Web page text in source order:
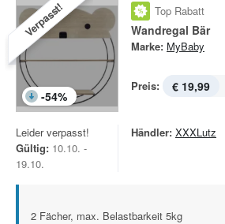
Verpasst!
-54%
Top Rabatt
Wandregal Bär
Marke: MyBaby
Preis: € 19,99
Leider verpasst!
Gültig: 10.10. -
19.10.
Händler: XXXLutz
2 Fächer, max. Belastbarkeit 5kg